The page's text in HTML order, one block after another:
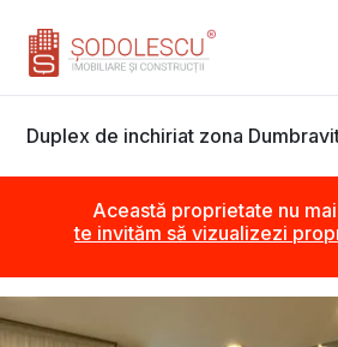
Duplex de inchiriat zona
Această proprietate nu
te invităm să vizualizezi